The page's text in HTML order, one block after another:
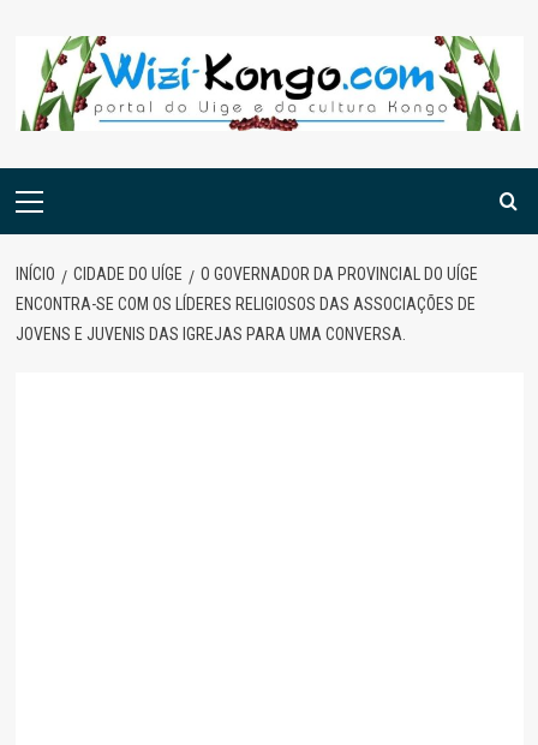
content
Menu
INÍCIO CIDADE DO UÍGE
O GOVERNADOR DA PROVINCIAL DO UÍGE
ENCONTRA-SE COM OS LÍDERES RELIGIOSOS DAS ASSOCIAÇÕES DE
JOVENS E JUVENIS DAS IGREJAS PARA UMA CONVERSA.